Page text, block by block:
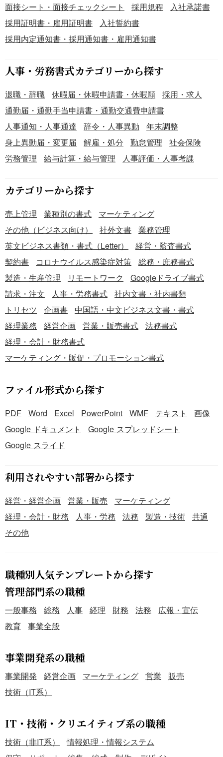
面接シート・面接チェックシート
採用規程
入社承諾書
採用証明書・雇用証明書
入社誓約書
採用内定通知書・採用通知書・雇用通知書
人事・労務書式カテゴリーから探す
退職・辞職 休暇届・休暇申請書・休暇願
採用・求人
通勤届・通勤手当申請書・通勤交通費申請書
人事通知・人事通達
辞令・人事異動
年末調整
身上異動届・変更届
解雇・処分 勤怠管理
社会保険
労務管理
給与計算・給与管理 人事評価・人事考課
カテゴリーから探す
売上管理 業種別の書式
マーケティング
その他（ビジネス向け）
社外文書
業務管理
英文ビジネス書類・書式（Letter）
経営・監査書式
契約書
コロナウイルス感染症対策
総務・庶務書式
製造・生産管理
リモートワーク
Googleドライブ書式
請求・注文
人事・労務書式
社内文書・社内書類
トリセツ
企画書
中国語・中文ビジネス文書・書式
経理業務
経営企画 営業・販売書式
法務書式
経理・会計・財務書式
マーケティング・販促・プロモーション書式
ファイル形式から探す
PDF Word Excel PowerPoint WMF テキスト
画像
Google ドキュメント
Google スプレッドシート
Google スライド
利用されやすい部署から探す
経営・経営企画 営業・販売
マーケティング
経理・会計・財務
人事・労務 法務 製造・技術
共通
その他
職種別人気テンプレートから探す
管理部門系の職種
一般事務 総務 人事 経理 財務 法務
広報・宣伝
教育
事業全般
事業開発系の職種
事業開発 経営企画 マーケティング 営業
販売
技術（IT系）
IT・技術・クリエイティブ系の職種
技術（非IT系）
情報処理・情報システム